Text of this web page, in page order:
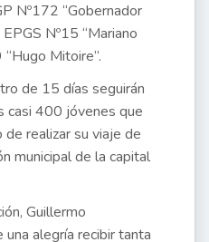
Nº172 “Gobernador
Nº15 “Mariano
Mitoire”.
de 15 días seguirán
casi 400 jóvenes que
realizar su viaje de
municipal de la capital
Guillermo
alegría recibir tanta